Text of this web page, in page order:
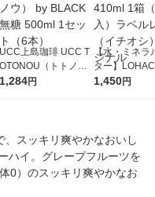
UCC上島珈琲 UCC T
OTONOU（トトノ
ウ） by BLACK無糖 5
1,284円
【水・ミネラ
ター】
r 410ml 1箱（
1,450円
、スッキリ爽やかなおいし
ハイ。グレープフルーツを
0）のスッキリ爽やかなお